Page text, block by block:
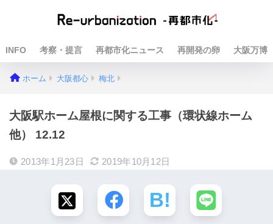
INFO 考察・提言 再都市化ニュース 再開発の卵 大阪万博
ホーム 大阪都心 梅北
大阪駅ホーム屋根に関する工事（環状線ホーム
他） 12.12
2013年1月23日 2019年10月12日